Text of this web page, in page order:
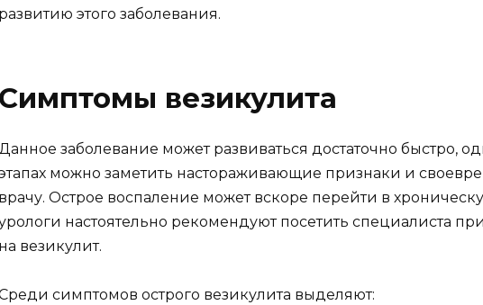
развитию этого заболевания.
Симптомы везикулита
заболевание может развиваться достаточно быстро,
можно заметить настораживающие признаки и
врачу. Острое воспаление может вскоре перейти в
настоятельно рекомендуют посетить специалиста
на везикулит.
симптомов острого везикулита выделяют: